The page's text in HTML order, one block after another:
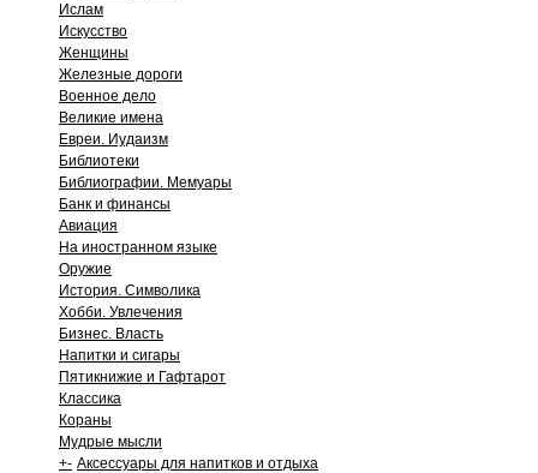
Ислам
Искусство
Женщины
Железные дороги
Военное дело
Великие имена
Евреи. Иудаизм
Библиотеки
Библиографии. Мемуары
Банк и финансы
Авиация
На иностранном языке
Оружие
История. Символика
Хобби. Увлечения
Бизнес. Власть
Напитки и сигары
Пятикнижие и Гафтарот
Классика
Кораны
Мудрые мысли
+- Аксессуары для напитков и отдыха